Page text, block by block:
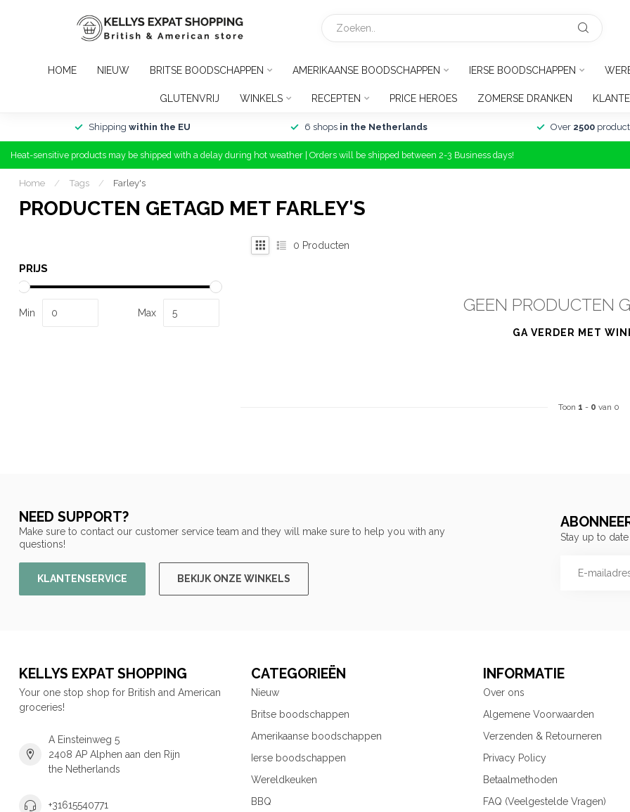
HOME NIEUW BRITSE BOODSCHAPPEN AMERIKAANSE BOODSCHAPPEN IERSE BOODSCHAPPEN
GLUTENVRIJ WINKELS RECEPTEN PRICE HEROES ZOMERSE DRANKEN
Shipping within the EU 6 shops in the Netherlands Over 2500
Heat-sensitive products may be shipped with a delay during hot weather | Orders will be shipped between 2-3 Business days!
Home / Tags / Farley's
PRODUCTEN GETAGD MET FARLEY'S
PRIJS
Min Max
0 Producten
GEEN PRODUCTEN
GA VERDER MET
Toon 1 - 0 van 0
NEED SUPPORT?
Make sure to contact our customer service team and they will make sure to help you with any
questions!
KLANTENSERVICE BEKIJK ONZE WINKELS
Stay up to
KELLYS EXPAT SHOPPING
Your one stop shop for British and American
groceries!
A Einsteinweg 5
2408 AP Alphen aan den Rijn
the Netherlands
+31615540771
CATEGORIEËN
Nieuw
Britse boodschappen
Amerikaanse boodschappen
Ierse boodschappen
Wereldkeuken
BBQ
INFORMATIE
Over ons
Algemene Voorwaarden
Verzenden & Retourneren
Privacy Policy
Betaalmethoden
FAQ (Veelgestelde Vragen)